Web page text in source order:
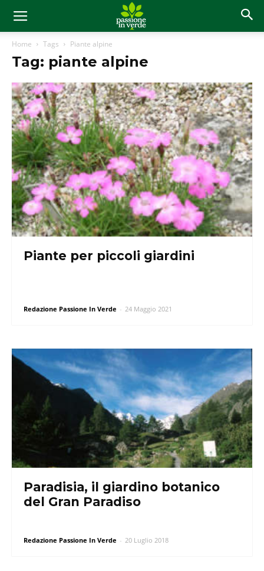
Home Tags Piante alpine
Tag: piante alpine
Piante per piccoli giardini
Redazione Passione In Verde - 24 Maggio 2021
Paradisia, il giardino botanico
del Gran Paradiso
Redazione Passione In Verde - 20 Luglio 2018